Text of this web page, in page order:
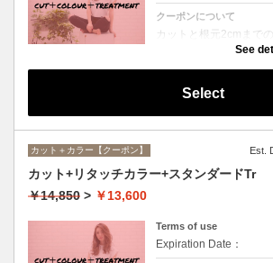
クーポンについて
カットと根元2cmまで
トリートメントのセッ
See
Select
カット＋カラー【クーポン】 Est.
カット+リタッチカラー+スタンダードTr
￥14,850 > ￥13,600
Terms of use
Expiration Date：